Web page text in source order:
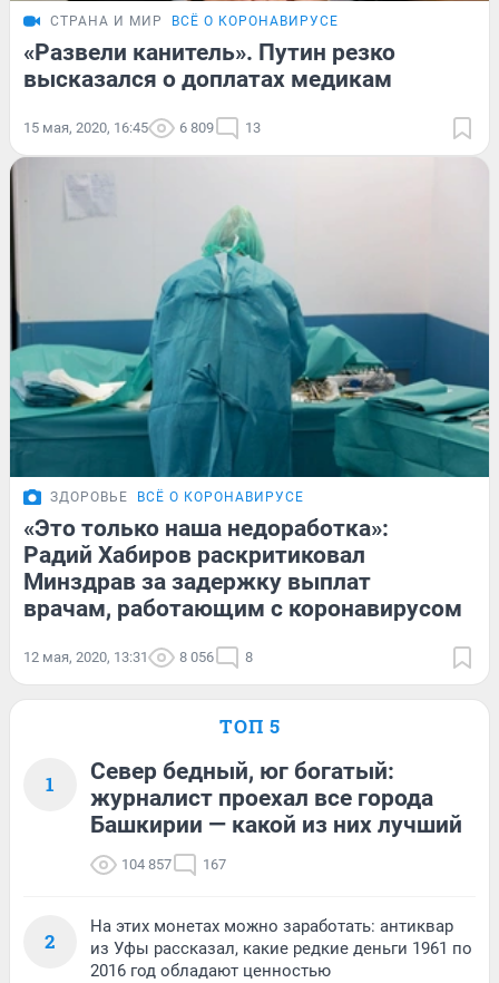
СТРАНА И МИР ВСЁ О КОРОНАВИРУСЕ
«Развели канитель». Путин резко
высказался о доплатах медикам
15 мая, 2020, 16:45 6 809 13
ЗДОРОВЬЕ ВСЁ О КОРОНАВИРУСЕ
«Это только наша недоработка»:
Радий Хабиров раскритиковал
Минздрав за задержку выплат
врачам, работающим с коронавирусом
12 мая, 2020, 13:31 8 056 8
ТОП 5
1
Север бедный, юг богатый:
журналист проехал все города
Башкирии — какой из них лучший
104 857 167
2
На этих монетах можно заработать: антиквар
из Уфы рассказал, какие редкие деньги 1961 по
2016 год обладают ценностью